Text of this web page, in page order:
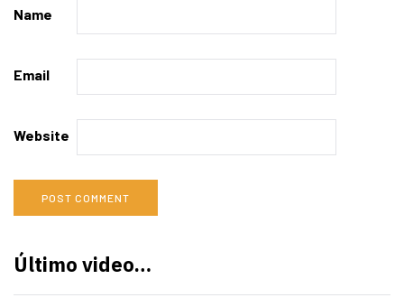
Name
Email
Website
Último video…